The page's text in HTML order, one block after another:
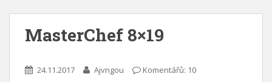
MasterChef 8×19
24.11.2017 Ajvngou Komentářů: 10